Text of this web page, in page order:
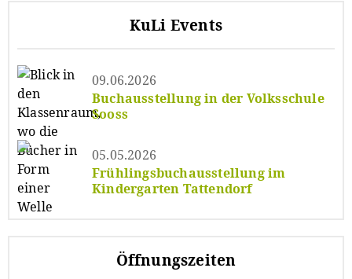
KuLi Events
Buchausstellung in der Volksschule
Sooss
09.06.2026
Frühlingsbuchausstellung im
Kindergarten Tattendorf
05.05.2026
Öffnungszeiten